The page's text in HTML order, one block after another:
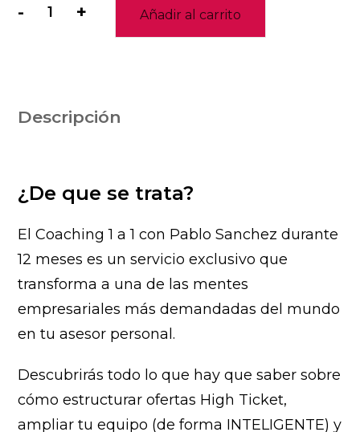
-
Pablo
Sanchez
Meses
+ Añadir al carrito
Descripción
¿De que se trata?
El Coaching 1 a 1 con Pablo Sanchez durante
12 meses es un servicio exclusivo que
transforma a una de las mentes
empresariales más demandadas del mundo
en tu asesor personal.
Descubrirás todo lo que hay que saber sobre
cómo estructurar ofertas High Ticket,
ampliar tu equipo (de forma INTELIGENTE) y